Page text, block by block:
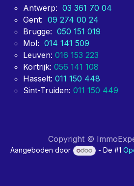
Antwerp: 03 361 70 04
Gent: 09 274 00 24
Brugge: 050 151 019
Mol: 014 141 509
Leuven: 016 153 223
Kortrijk: 056 141 108
Hasselt: 011 150 448
Sint-Truiden: 011 150 449
Copyright ©
Aangeboden door - De #1